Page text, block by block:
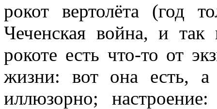
рокот вертолёта (год
Чеченская война, и так
рокоте есть что-то от
жизни: вот она есть,
иллюзорно;